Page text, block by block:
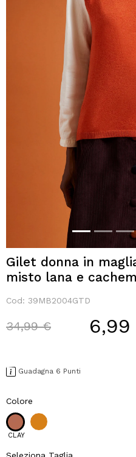
Gilet donna in
misto lana e
Cod: 39MB2004GTD
Price reduced from
34,99 €to
Guadagna 6 Punti
Colore
CLAY
Seleziona Taglia